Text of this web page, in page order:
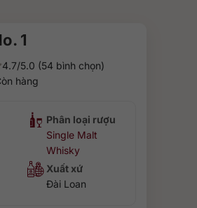
1
4.7/5.0 (54 bình chọn)
hàng
Phân loại rượu
Single Malt
Whisky
Xuất xứ
Đài Loan